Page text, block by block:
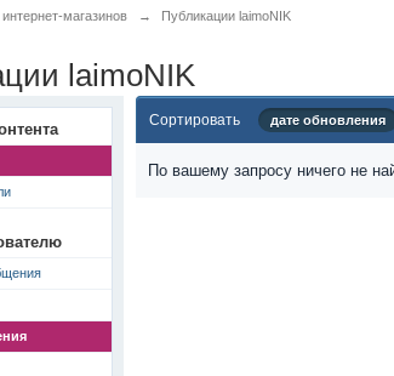
магазинов → Публикации laimoNIK
laimoNIK
Сортировать дате обновления
По вашему запросу ничего не